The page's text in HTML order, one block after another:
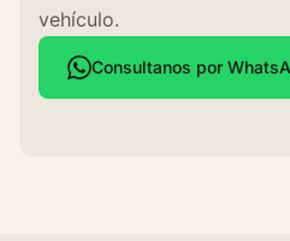
vehículo.
Consultanos por